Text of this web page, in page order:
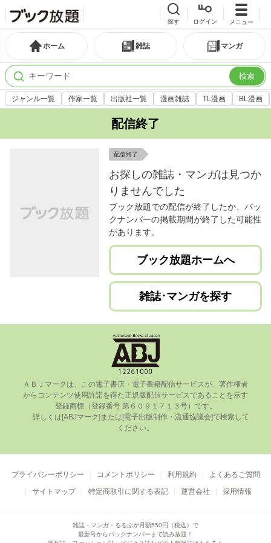
探す ログイン メニュー
ホーム 雑誌 マンガ
検索
ジャンル一覧 作家一覧 出版社一覧 漫画雑誌 TL漫画 BL漫画
配信終了
配信終了
お探しの雑誌・マンガは見つか
りませんでした
ブック放題での配信が終了したか、バッ
クナンバーの掲載期間が終了した可能性
があります。
ブック放題ホームへ
雑誌･マンガを探す
ＡＢＪマークは、この電⼦書店・電⼦書籍配信サービスが、著作権者
からコンテンツ使⽤許諾を得た正規版配信サービスであることを⽰す
登録商標（登録番号 第６０９１７１３号）です。
ください。
プライバシーポリシー コメントポリシー 利用規約
よくあるご質問
サイトマップ
特定商取引に関する表記 運営会社 採用情報
雑誌・マンガ・るるぶが月額550円（税込）で
最新号からバックナンバーまで読み放題！